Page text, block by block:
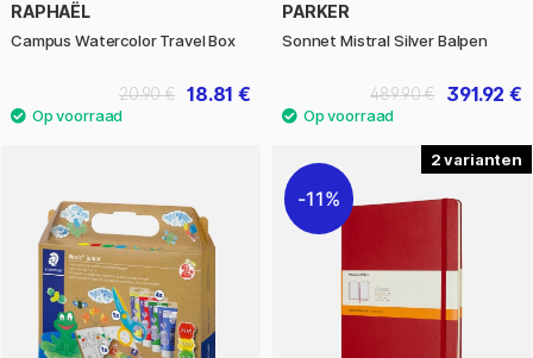
RAPHAËL
Campus Watercolor Travel Box
18.81 €
20.90 €
PARKER
Sonnet Mistral Silver Balpen
391.92 €
489.90 €
2
11%